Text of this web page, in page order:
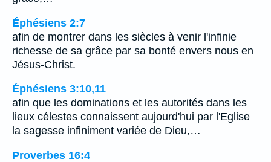
Éphésiens 2:7
afin de montrer dans les siècles à venir l'infinie
richesse de sa grâce par sa bonté envers nous en
Jésus-Christ.
Éphésiens 3:10,11
afin que les dominations et les autorités dans les
lieux célestes connaissent aujourd'hui par l'Eglise
la sagesse infiniment variée de Dieu,…
Proverbes 16:4